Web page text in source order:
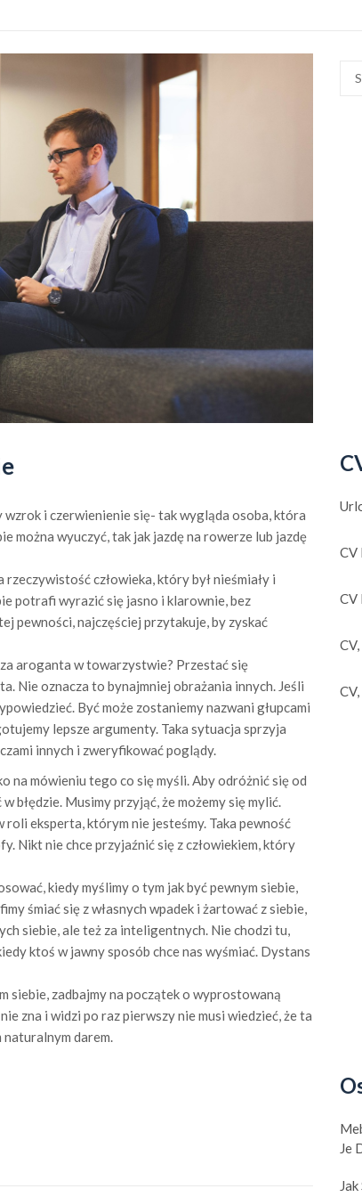
i czerwienienie się- tak wygląda osoba, która
można wyuczyć, tak jak jazdę na rowerze lub jazdę
człowieka, który był nieśmiały i
potrafi wyrazić się jasno i klarownie, bez
pewności, najczęściej przytakuje, by zyskać
aroganta w towarzystwie? Przestać się
Nie oznacza to bynajmniej obrażania innych. Jeśli
Być może zostaniemy nazwani głupcami
lepsze argumenty. Taka sytuacja sprzyja
innych i zweryfikować poglądy.
na mówieniu tego co się myśli. Aby odróżnić się od
błędzie. Musimy przyjąć, że możemy się mylić.
eksperta, którym nie jesteśmy. Taka pewność
Nikt nie chce przyjaźnić się z człowiekiem, który
kiedy myślimy o tym jak być pewnym siebie,
śmiać się z własnych wpadek i żartować z siebie,
siebie, ale też za inteligentnych. Nie chodzi tu,
ktoś w jawny sposób chce nas wyśmiać. Dystans
siebie, zadbajmy na początek o wyprostowaną
zna i widzi po raz pierwszy nie musi wiedzieć, że ta
darem.
CV
CV
Je